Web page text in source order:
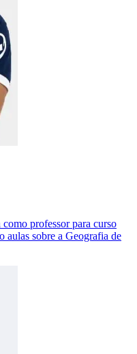
professor para curso
aulas sobre a Geografia de